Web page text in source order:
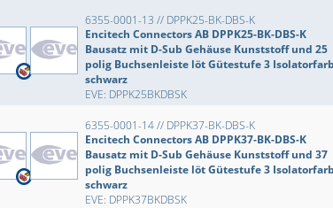
6355-0001-13 // DPPK25-BK-DBS-K
Encitech Connectors AB DPPK25-BK-DBS-K
Bausatz mit D-Sub Gehäuse Kunststoff und 25
polig Buchsenleiste löt Gütestufe 3
schwarz
EVE: DPPK25BKDBSK
6355-0001-14 // DPPK37-BK-DBS-K
Encitech Connectors AB DPPK37-BK-DBS-K
Bausatz mit D-Sub Gehäuse Kunststoff und 37
polig Buchsenleiste löt Gütestufe 3
schwarz
EVE: DPPK37BKDBSK